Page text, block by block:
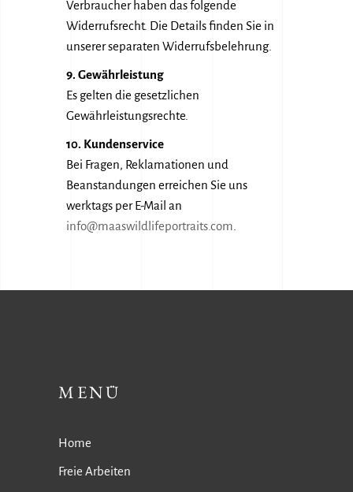
Verbraucher haben das folgende
Widerrufsrecht. Die Details finden Sie in
unserer separaten Widerrufsbelehrung.
9. Gewährleistung
Es gelten die gesetzlichen
Gewährleistungsrechte.
10. Kundenservice
Bei Fragen, Reklamationen und
Beanstandungen erreichen Sie uns
werktags per E-Mail an
info@maaswildlifeportraits.com
MENÜ
Home
Freie Arbeiten